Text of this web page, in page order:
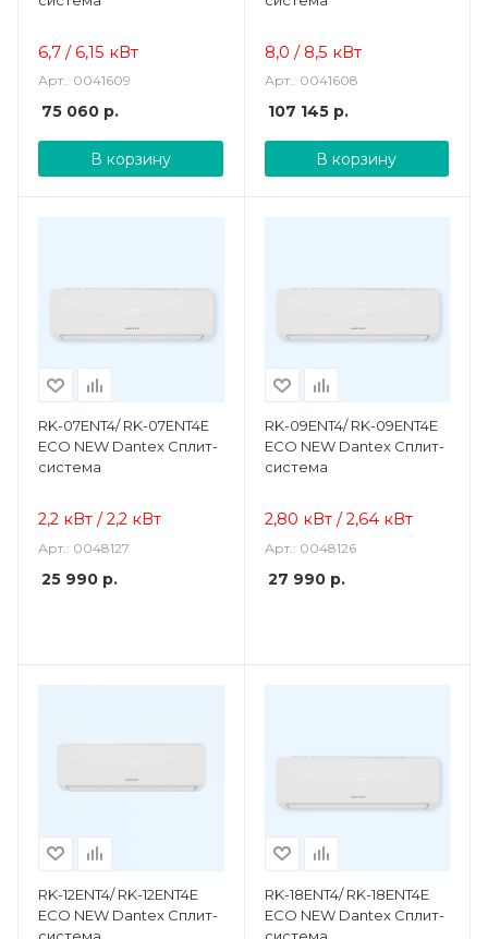
6,7 / 6,15 кВт
Арт.: 0041609
75 060 р.
В корзину
8,0 / 8,5 кВт
Арт.: 0041608
107 145р.
В корзину
RK-07ENT4/ RK-07ENT4E
ECO NEW Dantex Сплит-
система
2,2 кВт / 2,2 кВт
Арт.: 0048127
25 990 р.
RK-09ENT4/ RK-09ENT4E
ECO NEW Dantex Сплит-
система
2,80 кВт / 2,64 кВт
Арт.: 0048126
27 990р.
RK-12ENT4/ RK-12ENT4E
ECO NEW Dantex Сплит-
система
RK-18ENT4/ RK-18ENT4E
ECO NEW Dantex Сплит-
система